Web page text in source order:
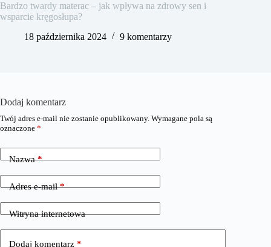
Bardzo twardy materac – jak wpływa na zdrowy sen i
wsparcie kręgosłupa?
18 października 2024
9 komentarzy
Dodaj komentarz
Twój adres e-mail nie zostanie opublikowany. Wymagane pola są
oznaczone *
Nazwa*
Adres e-mail*
Witryna internetowa
Dodaj komentarz *